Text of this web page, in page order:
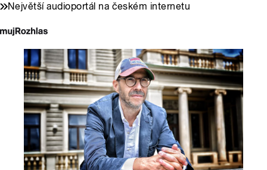
Největší audioportál na českém internetu